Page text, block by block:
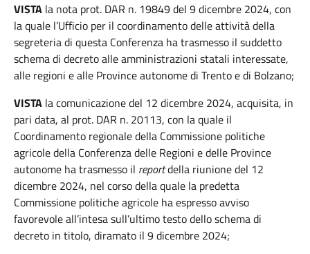
VISTA la nota prot. DAR n. 19849 del 9 dicembre 2024, con
la quale l’Ufficio per il coordinamento delle attività della
segreteria di questa Conferenza ha trasmesso il suddetto
schema di decreto alle amministrazioni statali interessate,
alle regioni e alle Province autonome di Trento e di Bolzano;
VISTA la comunicazione del 12 dicembre 2024, acquisita, in
pari data, al prot. DAR n. 20113, con la quale il
Coordinamento regionale della Commissione politiche
agricole della Conferenza delle Regioni e delle Province
autonome ha trasmesso il reportdella riunione del 12
dicembre 2024, nel corso della quale la predetta
Commissione politiche agricole ha espresso avviso
favorevole all’intesa sull’ultimo testo dello schema di
decreto in titolo, diramato il 9 dicembre 2024;